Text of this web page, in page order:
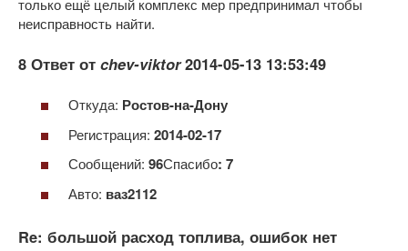
только ещё целый комплекс мер предпринимал чтобы
неисправность найти.
8 Ответ от chev-viktor2014-05-13 13:53:49
Откуда: Ростов-на-Дону
Регистрация: 2014-02-17
Сообщений: 96Спасибо: 7
Авто: ваз2112
Re: большой расход топлива, ошибок нет